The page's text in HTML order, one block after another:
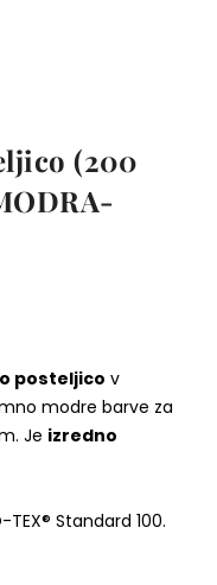
(200
posteljico v
modre barve za
Je izredno
Standard 100.